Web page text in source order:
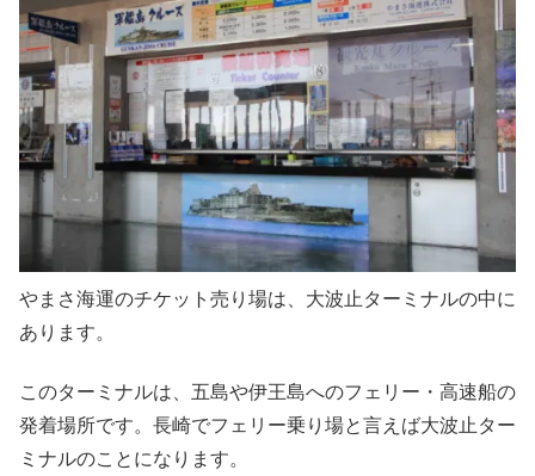
やまさ海運のチケット売り場は、大波止ターミナルの中に
あります。
このターミナルは、五島や伊王島へのフェリー・高速船の
発着場所です。長崎でフェリー乗り場と言えば大波止ター
ミナルのことになります。